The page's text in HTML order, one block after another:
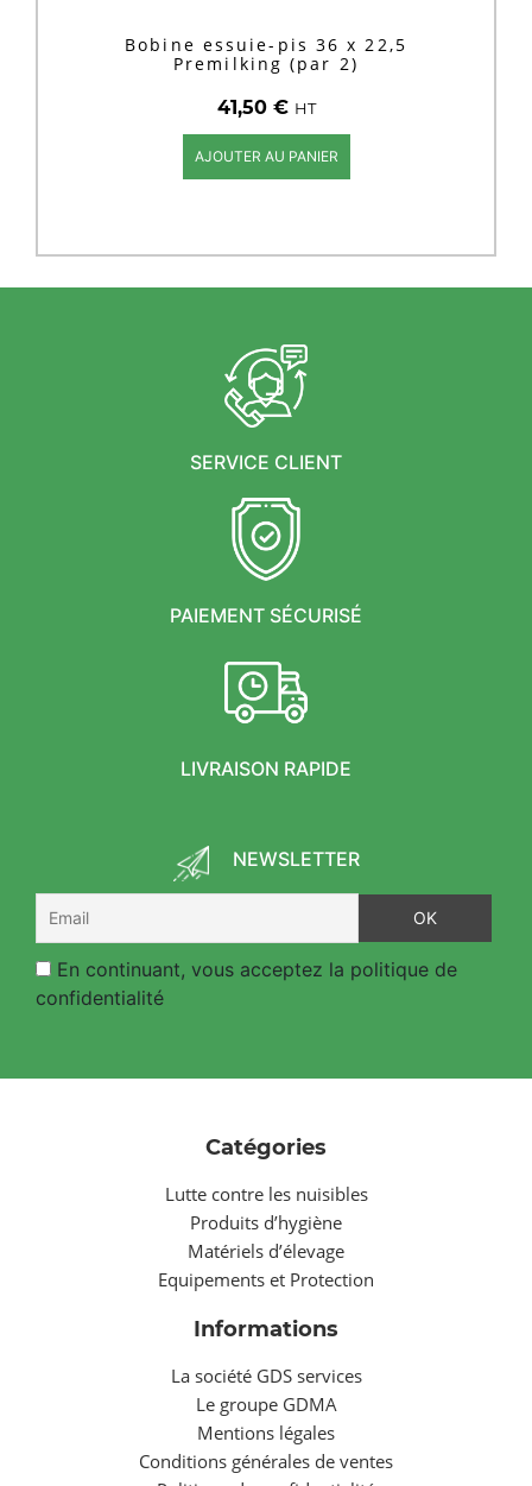
Bobine essuie-pis 36 x 22,5
Premilking (par 2)
41,50 € HT
AJOUTER AU PANIER
SERVICE CLIENT
PAIEMENT SÉCURISÉ
LIVRAISON RAPIDE
NEWSLETTER
En continuant, vous acceptez la politique de
confidentialité
Catégories
Lutte contre les nuisibles
Produits d’hygiène
Matériels d’élevage
Equipements et Protection
Informations
La société GDS services
Le groupe GDMA
Mentions légales
Conditions générales de ventes